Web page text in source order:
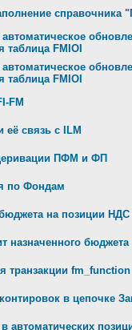
справочника
автоматическое
таблица FMIOI
автоматическое
таблица FMIOI
FM
её связь с ILM
ПФМ и ФП
по Фондам
на позиции НДС
назначенного бюджета
транзакции fm_function
в цепочке
в автоматических